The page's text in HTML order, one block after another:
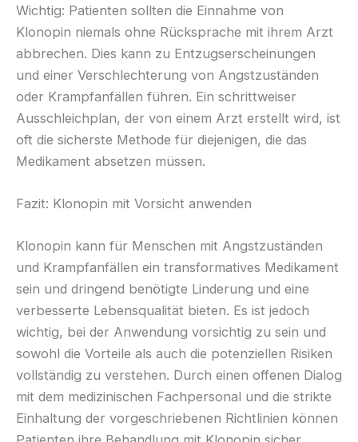
Wichtig: Patienten sollten die Einnahme von
Klonopin niemals ohne Rücksprache mit ihrem Arzt
abbrechen. Dies kann zu Entzugserscheinungen
und einer Verschlechterung von Angstzuständen
oder Krampfanfällen führen. Ein schrittweiser
Ausschleichplan, der von einem Arzt erstellt wird, ist
oft die sicherste Methode für diejenigen, die das
Medikament absetzen müssen.
Fazit: Klonopin mit Vorsicht anwenden
Klonopin kann für Menschen mit Angstzuständen
und Krampfanfällen ein transformatives Medikament
sein und dringend benötigte Linderung und eine
verbesserte Lebensqualität bieten. Es ist jedoch
wichtig, bei der Anwendung vorsichtig zu sein und
sowohl die Vorteile als auch die potenziellen Risiken
vollständig zu verstehen. Durch einen offenen Dialog
mit dem medizinischen Fachpersonal und die strikte
Einhaltung der vorgeschriebenen Richtlinien können